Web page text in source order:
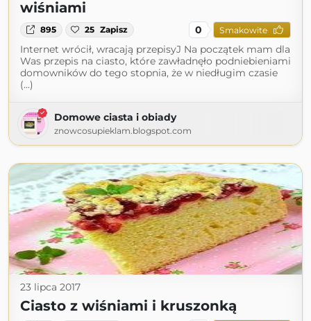
wiśniami
895 25 Zapisz 0 Smakowite
Internet wrócił, wracają przepisyJ Na początek mam dla
Was przepis na ciasto, które zawładnęło podniebieniami
domowników do tego stopnia, że w niedługim czasie
(...)
Domowe ciasta i obiady
znowcosupieklam.blogspot.com
23 lipca 2017
Ciasto z wiśniami i kruszonką